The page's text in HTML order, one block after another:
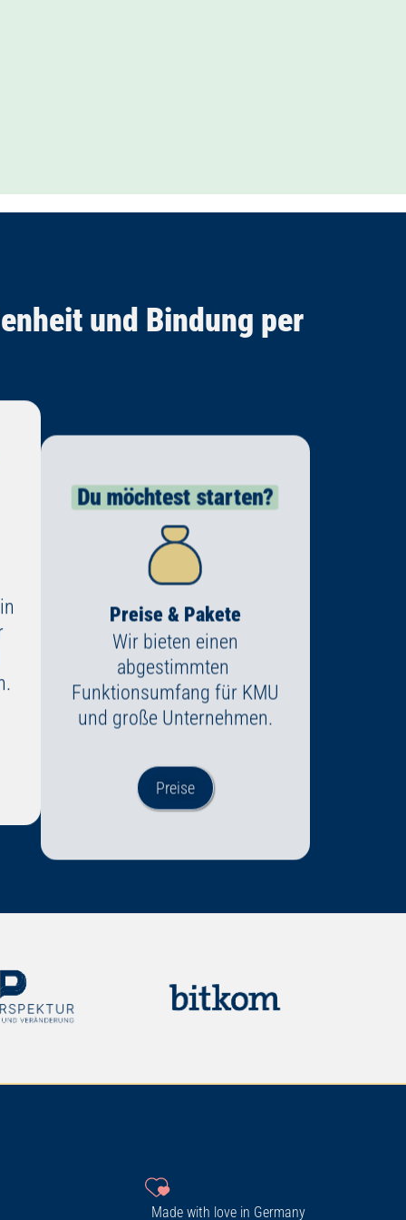
und Bindung per
Preise & Pakete
Wir bieten einen
abgestimmten
Funktionsumfang für KMU
und große Unternehmen.
Made with love in Germany